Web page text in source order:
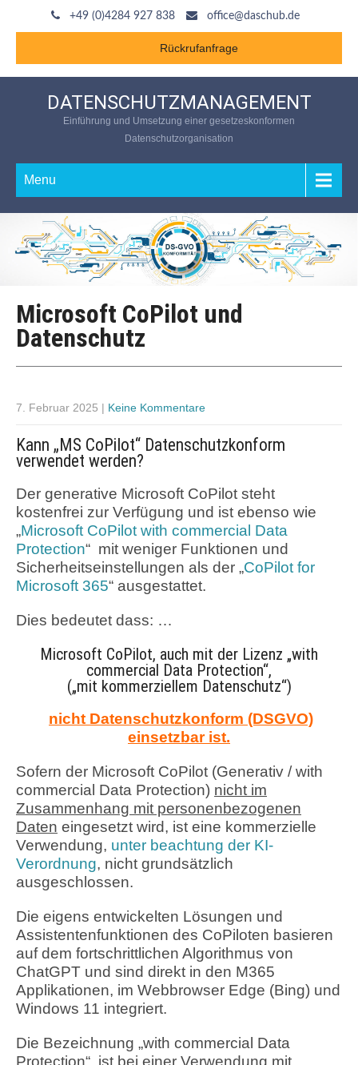
+49 (0)4284 927 838 office@daschub.de
Rückrufanfrage
DATENSCHUTZMANAGEMENT
Einführung und Umsetzung einer gesetzeskonformen
Datenschutzorganisation
Menu
Microsoft CoPilot und
Datenschutz
7. Februar 2025 | Keine Kommentare
Kann „MS CoPilot“ Datenschutzkonform
verwendet werden?
Der generative Microsoft CoPilot steht
kostenfrei zur Verfügung und ist ebenso wie
„Microsoft CoPilot with commercial Data
Protection“ mit weniger Funktionen und
Sicherheitseinstellungen als der „CoPilot for
Microsoft 365“ ausgestattet.
Dies bedeutet dass: …
Microsoft CoPilot, auch mit der Lizenz „with
commercial Data Protection“,
(„mit kommerziellem Datenschutz“)
nicht Datenschutzkonform (DSGVO)
einsetzbar ist.
Sofern der Microsoft CoPilot (Generativ / with
commercial Data Protection) nicht im
Zusammenhang mit personenbezogenen
Daten eingesetzt wird, ist eine kommerzielle
Verwendung, unter beachtung der KI-
Verordnung, nicht grundsätzlich
ausgeschlossen.
Die eigens entwickelten Lösungen und
Assistentenfunktionen des CoPiloten basieren
auf dem fortschrittlichen Algorithmus von
ChatGPT und sind direkt in den M365
Applikationen, im Webbrowser Edge (Bing) und
Windows 11 integriert.
Die Bezeichnung „with commercial Data
Protection“ ist bei einer Verwendung mit